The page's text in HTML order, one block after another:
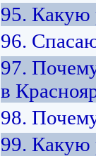
95. Какую
96.
97.
в
98.
99. Какую